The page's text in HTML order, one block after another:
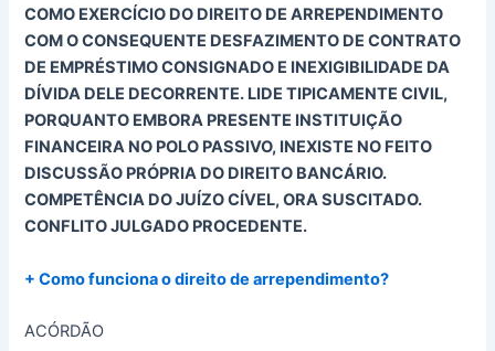
COMO EXERCÍCIO DO DIREITO DE ARREPENDIMENTO
COM O CONSEQUENTE DESFAZIMENTO DE CONTRATO
DE EMPRÉSTIMO CONSIGNADO E INEXIGIBILIDADE DA
DÍVIDA DELE DECORRENTE. LIDE TIPICAMENTE CIVIL,
PORQUANTO EMBORA PRESENTE INSTITUIÇÃO
FINANCEIRA NO POLO PASSIVO, INEXISTE NO FEITO
DISCUSSÃO PRÓPRIA DO DIREITO BANCÁRIO.
COMPETÊNCIA DO JUÍZO CÍVEL, ORA SUSCITADO.
CONFLITO JULGADO PROCEDENTE.
+ Como funciona o direito de arrependimento?
ACÓRDÃO